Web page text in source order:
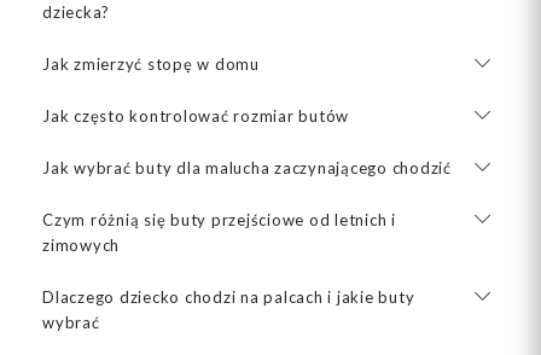
dziecka?
Jak zmierzyć stopę w domu
Jak często kontrolować rozmiar butów
Jak wybrać buty dla malucha zaczynającego chodzić
Czym różnią się buty przejściowe od letnich i
zimowych
Dlaczego dziecko chodzi na palcach i jakie buty
wybrać